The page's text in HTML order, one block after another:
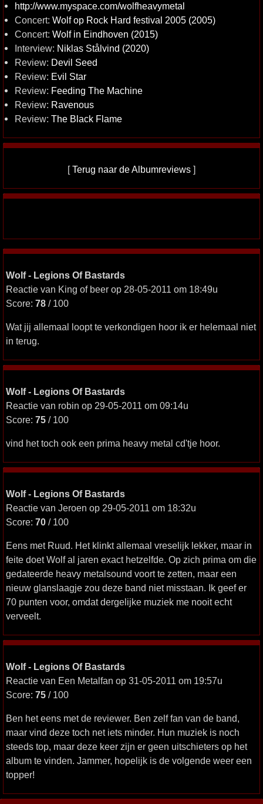
http://www.myspace.com/wolfheavymetal
Concert: Wolf op Rock Hard festival 2005 (2005)
Concert: Wolf in Eindhoven (2015)
Interview: Niklas Stålvind (2020)
Review: Devil Seed
Review: Evil Star
Review: Feeding The Machine
Review: Ravenous
Review: The Black Flame
[Terug naar de Albumreviews ]
Wolf - Legions Of Bastards
Reactie van King of beer op 28-05-2011 om 18:49u
Score: 78 / 100
Wat jij allemaal loopt te verkondigen hoor ik er helemaal niet
in terug.
Wolf - Legions Of Bastards
Reactie van robin op 29-05-2011 om 09:14u
Score: 75 / 100
vind het toch ook een prima heavy metal cd'tje hoor.
Wolf - Legions Of Bastards
Reactie van Jeroen op 29-05-2011 om 18:32u
Score: 70 / 100
Eens met Ruud. Het klinkt allemaal vreselijk lekker, maar in
feite doet Wolf al jaren exact hetzelfde. Op zich prima om die
gedateerde heavy metalsound voort te zetten, maar een
nieuw glanslaagje zou deze band niet misstaan. Ik geef er
70 punten voor, omdat dergelijke muziek me nooit echt
verveelt.
Wolf - Legions Of Bastards
Reactie van Een Metalfan op 31-05-2011 om 19:57u
Score: 75 / 100
Ben het eens met de reviewer. Ben zelf fan van de band,
maar vind deze toch net iets minder. Hun muziek is noch
steeds top, maar deze keer zijn er geen uitschieters op het
album te vinden. Jammer, hopelijk is de volgende weer een
topper!